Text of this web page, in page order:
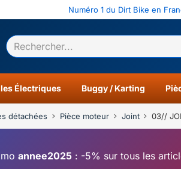
Numéro 1 du Dirt Bike en
Électriques Buggy / Karting
détachées Pièce moteur Joint 03//
annee2025 : -5% sur tous les
0